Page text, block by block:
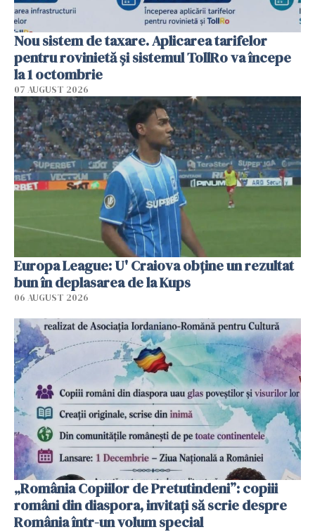
Nou sistem de taxare. Aplicarea tarifelor
pentru rovinietă şi sistemul TollRo va începe
la 1 octombrie
07 AUGUST 2026
Europa League: U' Craiova obține un rezultat
bun în deplasarea de la Kups
06 AUGUST 2026
„România Copiilor de Pretutindeni”: copiii
români din diaspora, invitați să scrie despre
România într-un volum special